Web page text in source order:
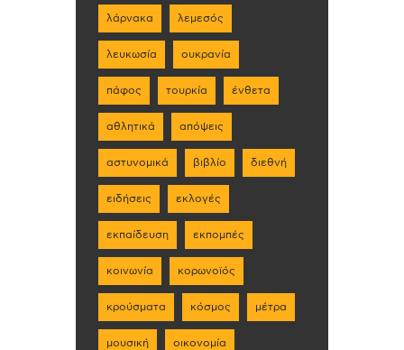
λάρνακα λεμεσός
λευκωσία ουκρανία
πάφος τουρκία ένθετα
αθλητικά απόψεις
αστυνομικά βιβλίο διεθνή
ειδήσεις εκλογές
εκπαίδευση εκπομπές
κοινωνία κορωνοϊός
κρούσματα κόσμος μέτρα
μουσική οικονομία